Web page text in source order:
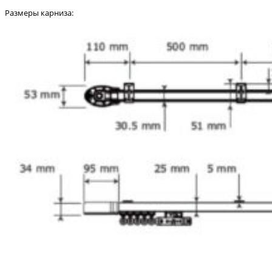
Размеры карниза: